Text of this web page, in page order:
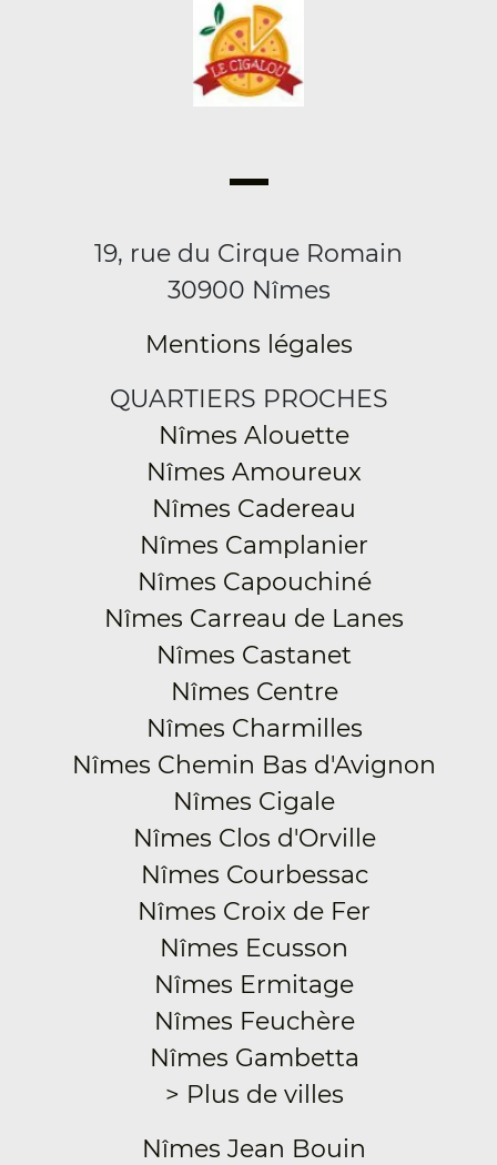
19, rue du Cirque Romain
30900 Nîmes
Mentions légales
QUARTIERS PROCHES
Nîmes Alouette
Nîmes Amoureux
Nîmes Cadereau
Nîmes Camplanier
Nîmes Capouchiné
Nîmes Carreau de Lanes
Nîmes Castanet
Nîmes Centre
Nîmes Charmilles
Nîmes Chemin Bas d'Avignon
Nîmes Cigale
Nîmes Clos d'Orville
Nîmes Courbessac
Nîmes Croix de Fer
Nîmes Ecusson
Nîmes Ermitage
Nîmes Feuchère
Nîmes Gambetta
> Plus de villes
Nîmes Jean Bouin